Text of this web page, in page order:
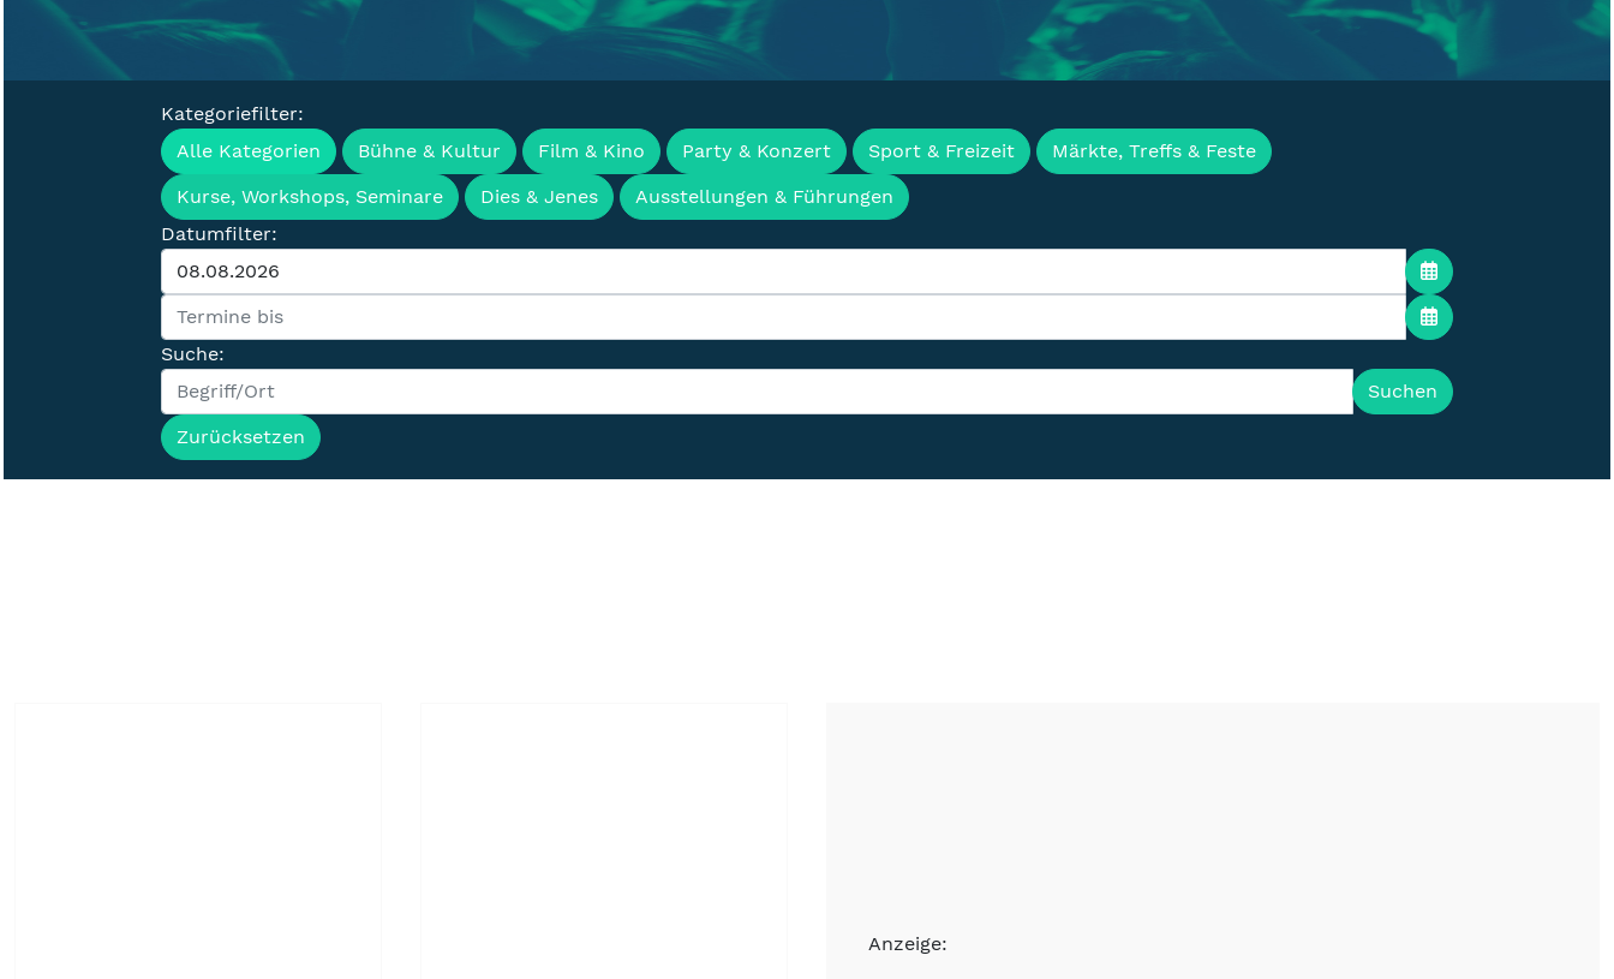
Veranstaltungen, Termine & Events für die Lausitz
Kategoriefilter:
Alle Kategorien
Bühne & Kultur Film & Kino Party & Konzert Sport & Freizeit
Märkte, Treffs & Feste
Kurse, Workshops, Seminare
Dies & Jenes
Ausstellungen & Führungen
Datumfilter:
Suche:
Suchen
Zurücksetzen
Anzeige: